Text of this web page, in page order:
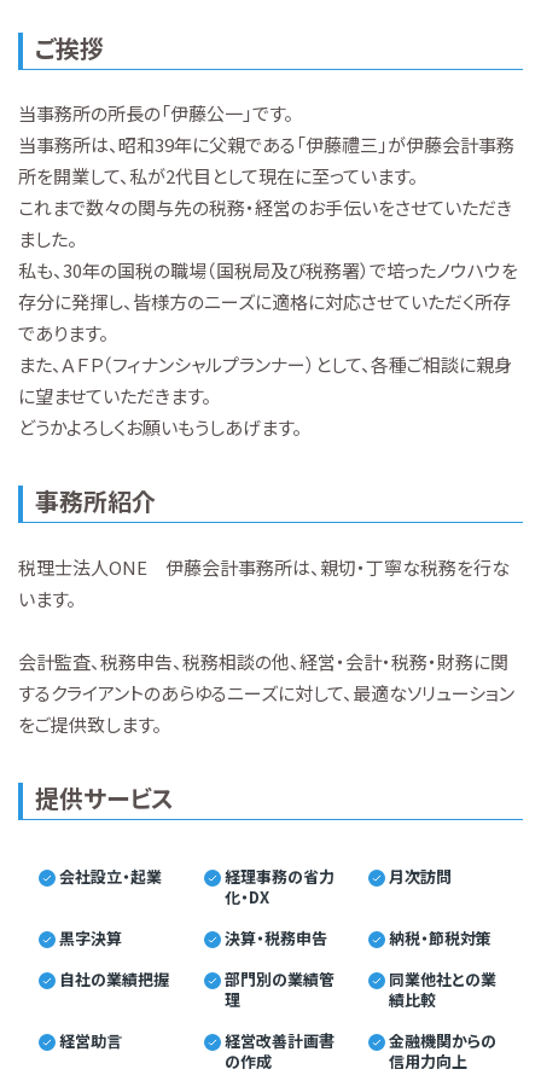
ご挨拶
当事務所の所長の「伊藤公一」です。
当事務所は、昭和39年に父親である「伊藤禮三」が伊藤会計事務
所を開業して、私が2代目として現在に至っています。
これまで数々の関与先の税務・経営のお手伝いをさせていただき
ました。
私も、30年の国税の職場（国税局及び税務署）で培ったノウハウを
存分に発揮し、皆様方のニーズに適格に対応させていただく所存
であります。
また、ＡＦＰ（フィナンシャルプランナー）として、各種ご相談に親身
に望ませていただきます。
どうかよろしくお願いもうしあげます。
事務所紹介
税理士法人ONE 伊藤会計事務所は、親切・丁寧な税務を行な
います。
会計監査、税務申告、税務相談の他、経営・会計・税務・財務に関
するクライアントのあらゆるニーズに対して、最適なソリューション
をご提供致します。
提供サービス
会社設立・起業
経理事務の省力
化・DX
月次訪問
黒字決算 決算・税務申告
納税・節税対策
自社の業績把握
部門別の業績管
理
同業他社との業
績比較
経営助言
経営改善計画書
の作成
金融機関からの
信用力向上